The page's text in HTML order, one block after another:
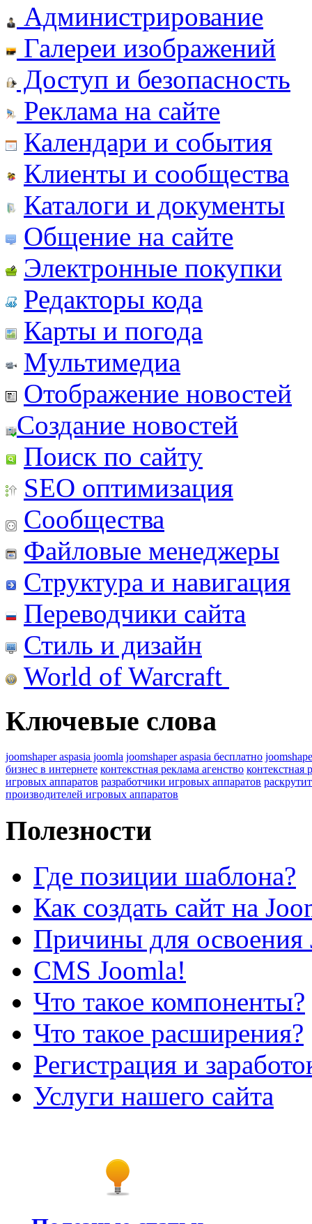
Администрирование
Галереи изображений
Доступ и безопасность
Реклама на сайте
Календари и события
Клиенты и сообщества
Каталоги и документы
Общение на сайте
Электронные покупки
Редакторы кода
Карты и погода
Мультимедиа
Отображение новостей
Создание новостей
Поиск по сайту
SEO оптимизация
Сообщества
Файловые менеджеры
Структура и навигация
Переводчики сайта
Стиль и дизайн
World of Warcraft
Ключевые слова
joomshaper aspasia joomla joomshaper aspasia бесплатно
бизнес в интернете контекстная реклама агенство контекстная
игровых аппаратов разработчики игровых аппаратов
производителей игровых аппаратов
Полезности
Где позиции шаблона?
Как создать сайт на
Причины для освоения
CMS Joomla!
Что такое компоненты?
Что такое расширения?
Регистрация и
Услуги нашего сайта